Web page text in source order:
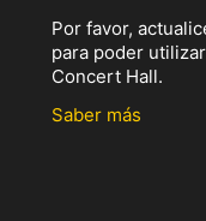
Por favor,
para poder
Concert Hall.
Saber más